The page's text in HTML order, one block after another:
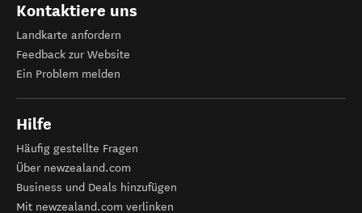
Kontaktiere uns
Landkarte anfordern
Feedback zur Website
Ein Problem melden
Hilfe
Häufig gestellte Fragen
Über newzealand.com
Business und Deals hinzufügen
Mit newzealand.com verlinken